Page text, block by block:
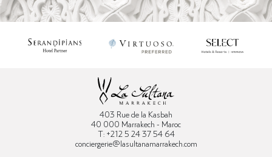
403 Rue de la Kasbah
40 000 Marrakech - Maroc
T: +212 5 24 37 54 64
conciergerie@lasultanamarrakech.com